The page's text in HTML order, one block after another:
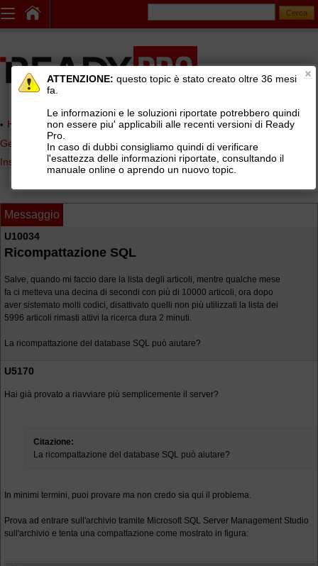
Home page> AREE DI SUPPORTO TECNICO GRATUITO>
Gestionale Ready Pro>Installazione e configurazione Ready Pro
Installazione con database Microsoft SQL Server
Messaggio
U10034
Ricompattazione SQL
Salve, quando mi faccio dare la lista degli articoli, mentre qualche mese
fa ci metteva una decina di secondi con più di 10000 articoli, ora dopo
aver sistemato molti codici, disattivato quelli non più utilizzati la lista dei
5996 articoli rimasti attivi la ricerca dura 2 minuti.
La ricompattazione del database SQL può aiutare?
U5170
Hai già provato a riavviare più semplicemente il server?
Citazione:
La ricompattazione del database SQL può aiutare?
In minimi termini, puoi provare ma non credo sia qui il problema.
Prova ad entrare sull'archivio tramite Microsoft SQL Server Management Studio
sull'archivio e tenta una compattazione come mostrato in figura:
ATTENZIONE: questo topic è stato creato oltre 36 mesi
fa.
Le informazioni e le soluzioni riportate potrebbero quindi
non essere piu' applicabili alle recenti versioni di Ready
Pro.
In caso di dubbi consigliamo quindi di verificare
l'esattezza delle informazioni riportate, consultando il
manuale online o aprendo un nuovo topic.